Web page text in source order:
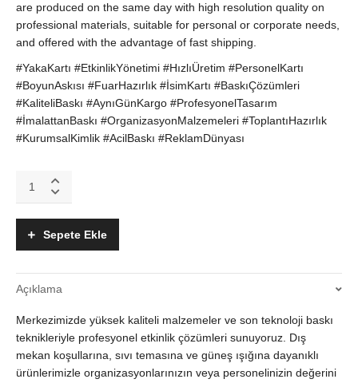
are produced on the same day with high resolution quality on
professional materials, suitable for personal or corporate needs,
and offered with the advantage of fast shipping.
#YakaKartı #EtkinlikYönetimi #HızlıÜretim #PersonelKartı
#BoyunAskısı #FuarHazırlık #İsimKartı #BaskıÇözümleri
#KaliteliBaskı #AynıGünKargo #ProfesyonelTasarım
#İmalattanBaskı #OrganizasyonMalzemeleri #ToplantıHazırlık
#KurumsalKimlik #AcilBaskı #ReklamDünyası
Askılı
Katılımcı
Personel
İsim
Seti
quantity
Sepete Ekle
Açıklama
Merkezimizde yüksek kaliteli malzemeler ve son teknoloji baskı
teknikleriyle profesyonel etkinlik çözümleri sunuyoruz. Dış
mekan koşullarına, sıvı temasına ve güneş ışığına dayanıklı
ürünlerimizle organizasyonlarınızın veya personelinizin değerini